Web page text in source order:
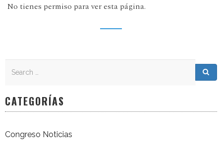
No tienes permiso para ver esta página.
CATEGORÍAS
Congreso Noticias